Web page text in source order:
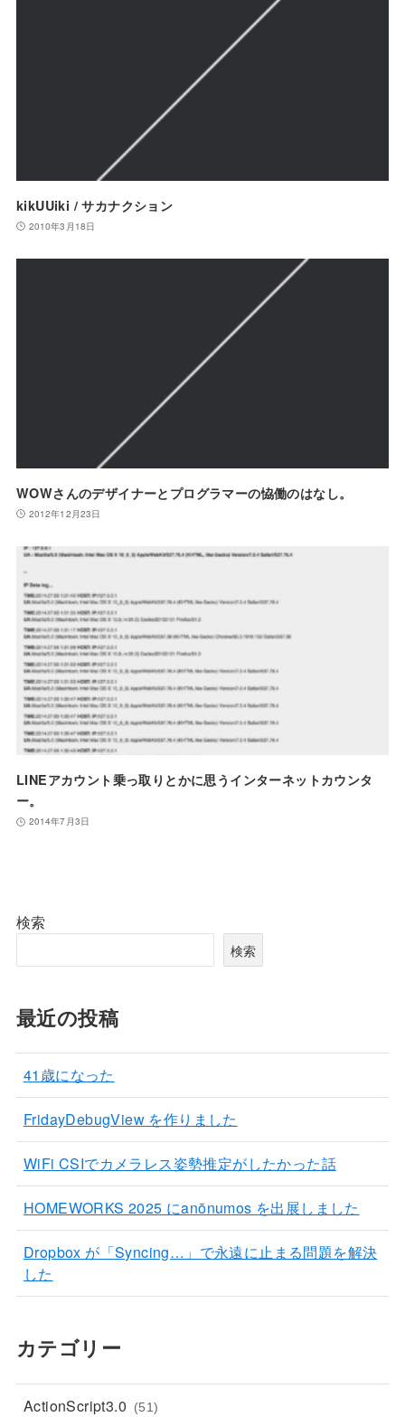
kikUUiki / サカナクション
2010年3月18日
WOWさんのデザイナーとプログラマーの恊働のはなし。
2012年12月23日
LINEアカウント乗っ取りとかに思うインターネットカウンタ
ー。
2014年7月3日
検索
検索
最近の投稿
41歳になった
FridayDebugView を作りました
WiFi CSIでカメラレス姿勢推定がしたかった話
HOMEWORKS 2025 にanōnumos を出展しました
Dropbox が「Syncing…」で永遠に止まる問題を解決
した
カテゴリー
ActionScript3.0 (51)